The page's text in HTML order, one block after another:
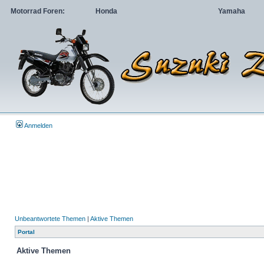
Motorrad Foren: Honda Yamaha
Anmelden
Unbeantwortete Themen | Aktive Themen
Portal
Aktive Themen